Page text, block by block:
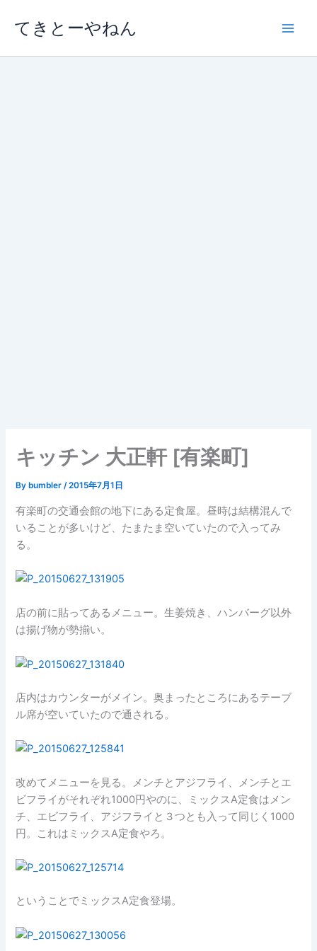
ス
てきとーやねん
キッチン 大正軒 [有楽町]
By bumbler/2015年7月1日
有楽町の交通会館の地下にある定食屋。昼時は結構混んで
いることが多いけど、たまたま空いていたので入ってみ
る。
店の前に貼ってあるメニュー。生姜焼き、ハンバーグ以外
は揚げ物が勢揃い。
店内はカウンターがメイン。奥まったところにあるテーブ
ル席が空いていたので通される。
改めてメニューを見る。メンチとアジフライ、メンチとエ
ビフライがそれぞれ1000円やのに、ミックスA定食はメン
チ、エビフライ、アジフライと３つとも入って同じく1000
円。これはミックスA定食やろ。
ということでミックスA定食登場。